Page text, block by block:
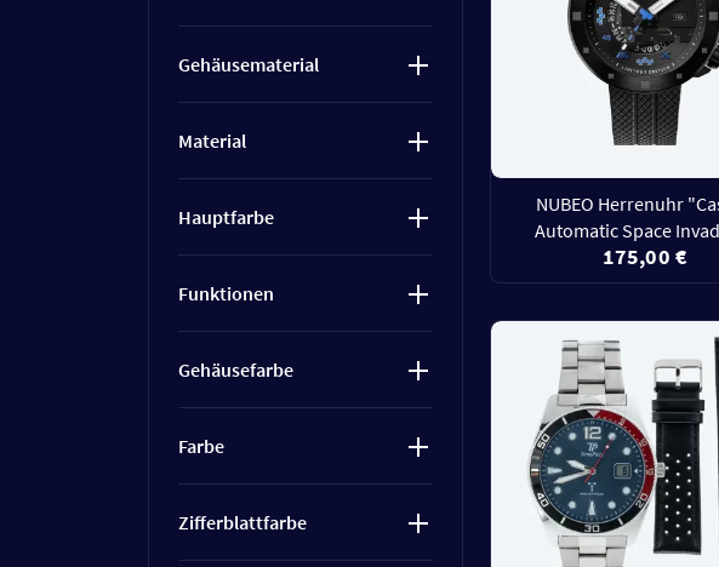
Gehäusematerial
Material
Hauptfarbe
Funktionen
Gehäusefarbe
Farbe
Zifferblattfarbe
NUBEO Herrenuhr
Automatic Space
175,00 €